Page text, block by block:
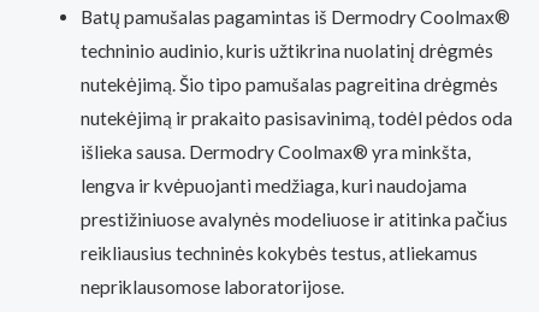
Batų pamušalas pagamintas iš Dermodry Coolmax®
techninio audinio, kuris užtikrina nuolatinį drėgmės
nutekėjimą. Šio tipo pamušalas pagreitina drėgmės
nutekėjimą ir prakaito pasisavinimą, todėl pėdos oda
išlieka sausa. Dermodry Coolmax® yra minkšta,
lengva ir kvėpuojanti medžiaga, kuri naudojama
prestižiniuose avalynės modeliuose ir atitinka pačius
reikliausius techninės kokybės testus, atliekamus
nepriklausomose laboratorijose.